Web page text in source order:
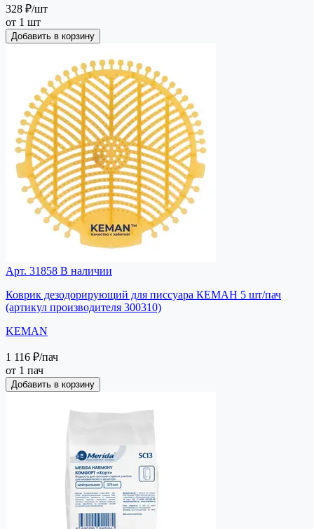
328 ₽/шт
от 1 шт
Добавить в корзину
Арт. 31858 В наличии
Коврик дезодорирующий для писсуара КЕМАН 5 шт/пач
(артикул производителя 300310)
KEMAN
1 116 ₽/пач
от 1 пач
Добавить в корзину